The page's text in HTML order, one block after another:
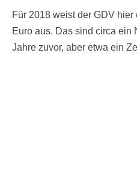
Für 2018 weist der GDV
Euro aus. Das sind circa ein
Jahre zuvor, aber etwa ein